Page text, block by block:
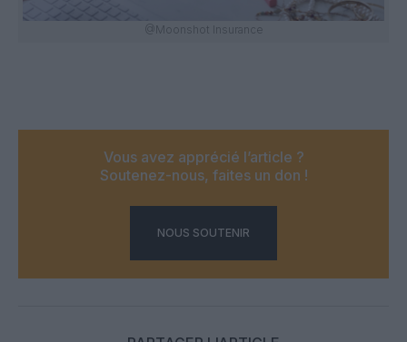
@Moonshot Insurance
Vous avez apprécié l’article ?
Soutenez-nous, faites un don !
NOUS SOUTENIR